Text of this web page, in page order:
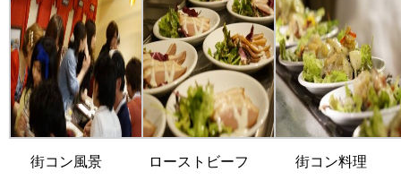
街コン風景 ローストビーフ 街コン料理